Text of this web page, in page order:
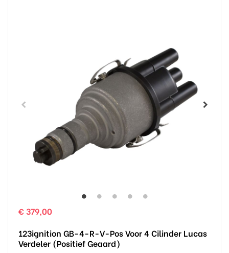
€ 379,00
123ignition GB-4-R-V-Pos Voor 4 Cilinder Lucas
Verdeler (positief Geaard)